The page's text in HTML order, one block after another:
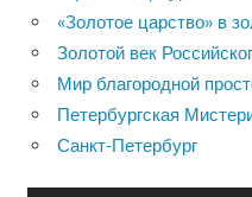
«Золотое царство» в
Золотой век
Мир благородной
Петербургская
Санкт-Петербург